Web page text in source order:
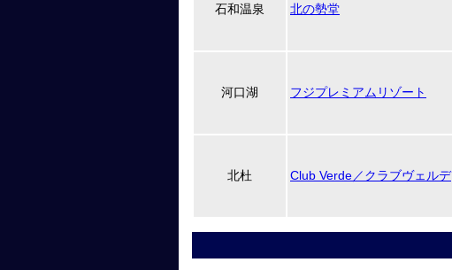
石和温泉 北の勢堂
河口湖 フジプレミアムリゾート
北杜 Club Verde／クラブヴェルデ